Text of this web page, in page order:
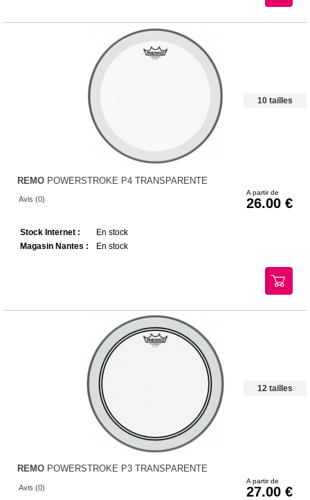
10 tailles
REMO POWERSTROKE P4 TRANSPARENTE
Avis (0)
A partir de
26.00
Stock Internet :
En stock
Magasin Nantes :
En stock
12 tailles
REMO POWERSTROKE P3 TRANSPARENTE
Avis (0)
A partir de
27.00